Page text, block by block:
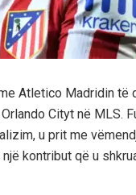
Atletico Madridin të
Cityt në MLS.
u prit me
kontribut që u